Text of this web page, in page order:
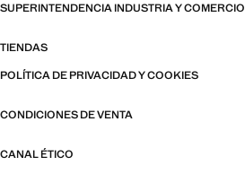
SUPERINTENDENCIA INDUSTRIA Y COMERCIO
TIENDAS
POLÍTICA DE PRIVACIDAD Y COOKIES
CONDICIONES DE VENTA
CANAL ÉTICO